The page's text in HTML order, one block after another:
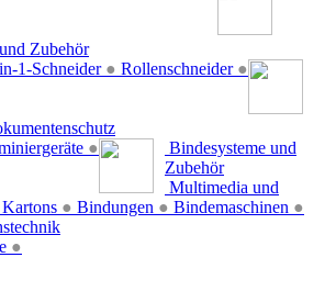
Zubehör
1-Schneider ● Rollenschneider ●
●
Bindesysteme und
Zubehör
● Bindungen ● Bindemaschinen ●
Multimedia und
●